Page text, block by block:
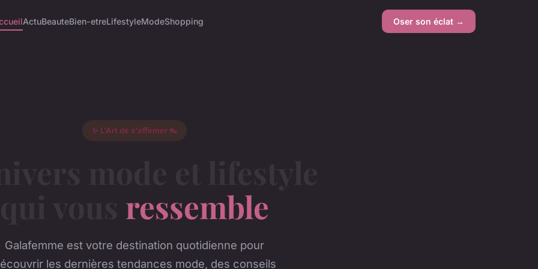
ActuBeauteBien-etreLifestyleModeShopping Oser son éclat →
✨ L'Art de s'affirmer 👠
ressemble
Galafemme est votre destination quotidienne pour
les dernières tendances mode, des conseils